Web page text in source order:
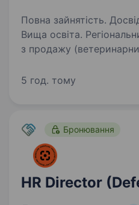
Повна зайнятість.
Вища освіта. Регіональний менеджер
з продажу
виробництвом і
5 год. тому
Бронювання
HR Director